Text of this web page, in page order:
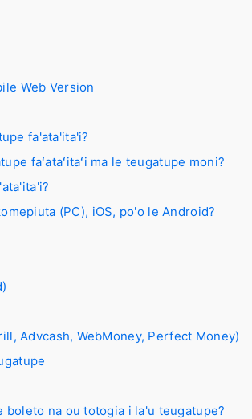
Web Version
fa'ata'ita'i?
faʻataʻitaʻi ma le teugatupe moni?
(PC), iOS, po'o le Android?
Advcash, WebMoney, Perfect Money)
boleto na ou totogia i la'u teugatupe?